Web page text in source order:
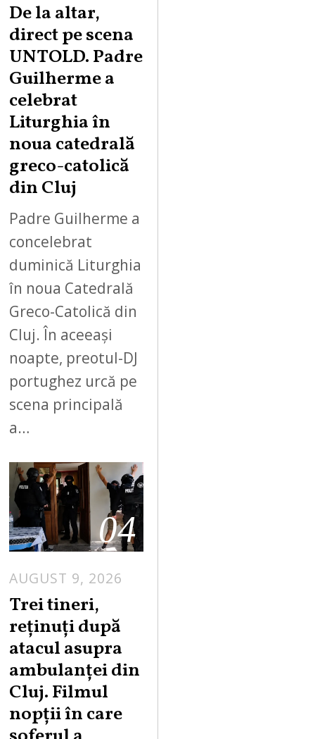
De la altar,
direct pe scena
UNTOLD. Padre
Guilherme a
celebrat
Liturghia în
noua catedrală
greco-catolică
din Cluj
Padre Guilherme a
concelebrat
duminică Liturghia
în noua Catedrală
Greco-Catolică din
Cluj. În aceeași
noapte, preotul-DJ
portughez urcă pe
scena principală
a…
04
AUGUST 9, 2026
Trei tineri,
reținuți după
atacul asupra
ambulanței din
Cluj. Filmul
nopții în care